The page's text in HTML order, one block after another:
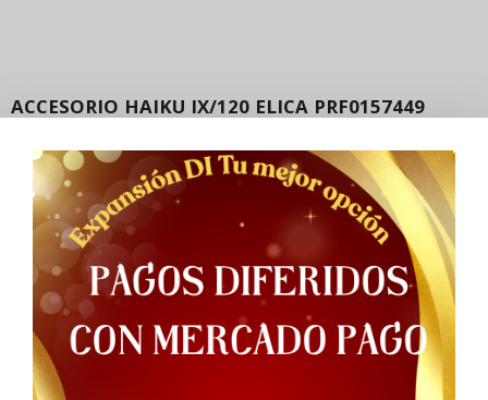
ACCESORIO HAIKU IX/120 ELICA PRF0157449
Comprar